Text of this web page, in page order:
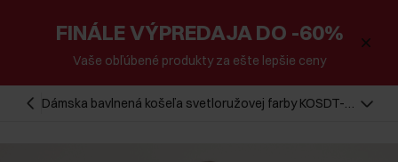
FINÁLE VÝPREDAJA DO -60%
Vaše obľúbené produkty za ešte lepšie ceny
Dámska bavlnená košeľa svetloružovej farby KOSDT-